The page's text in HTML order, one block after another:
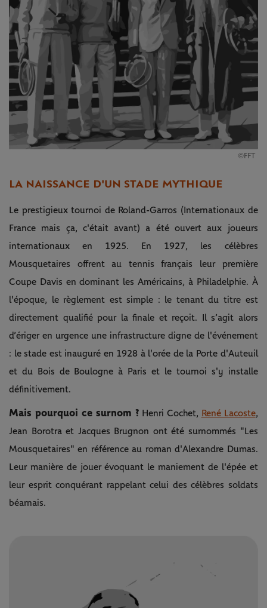
©FFT
LA NAISSANCE D'UN STADE MYTHIQUE
Le prestigieux tournoi de Roland-Garros (Internationaux de
France mais ça, c'était avant) a été ouvert aux joueurs
internationaux en 1925. En 1927, les célèbres
Mousquetaires offrent au tennis français leur première
Coupe Davis en dominant les Américains, à Philadelphie. À
l'époque, le règlement est simple : le tenant du titre est
directement qualifié pour la finale et reçoit. Il s’agit alors
d’ériger en urgence une infrastructure digne de l'événement
: le stade est inauguré en 1928 à l'orée de la Porte d'Auteuil
et du Bois de Boulogne à Paris et le tournoi s'y installe
définitivement.
Mais pourquoi ce surnom ?Henri Cochet, René Lacoste,
Jean Borotra et Jacques Brugnon ont été surnommés "Les
Mousquetaires" en référence au roman d'Alexandre Dumas.
Leur manière de jouer évoquant le maniement de l'épée et
leur esprit conquérant rappelant celui des célèbres soldats
béarnais.